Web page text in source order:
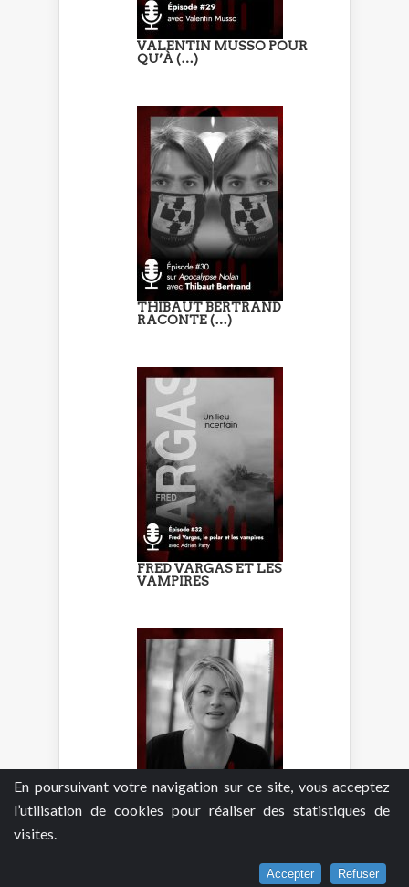
En poursuivant votre navigation sur ce site, vous acceptez
l’utilisation de cookies pour réaliser des statistiques de
visites.
Accepter Refuser
VALENTIN MUSSO POUR
QU’À (…)
THIBAUT BERTRAND
RACONTE (…)
FRED VARGAS ET LES
VAMPIRES